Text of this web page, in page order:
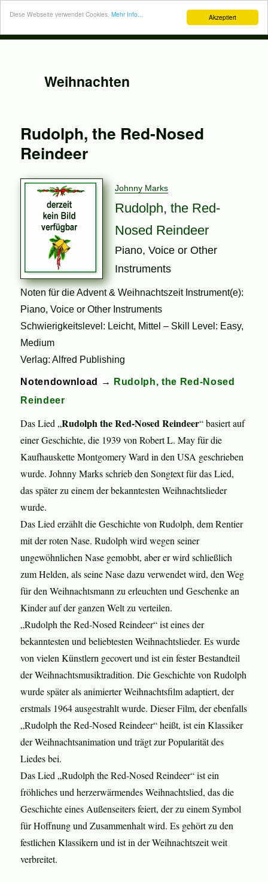
Akzeptiert
Diese Webseite verwendet Cookies. Mehr Info...
Weihnachten
Rudolph, the Red-Nosed
Reindeer
Johnny Marks
Rudolph, the Red-
Nosed Reindeer
Piano, Voice or Other
Instruments
Noten für die Advent & Weihnachtszeit Instrument(e):
Piano, Voice or Other Instruments
Schwierigkeitslevel: Leicht, Mittel – Skill Level: Easy,
Medium
Verlag: Alfred Publishing
Notendownload →
Rudolph, the Red-Nosed
Reindeer
Das Lied „Rudolph the Red-Nosed Reindeer“ basiert auf
einer Geschichte, die 1939 von Robert L. May für die
Kaufhauskette Montgomery Ward in den USA geschrieben
wurde. Johnny Marks schrieb den Songtext für das Lied,
das später zu einem der bekanntesten Weihnachtslieder
wurde.
Das Lied erzählt die Geschichte von Rudolph, dem Rentier
mit der roten Nase. Rudolph wird wegen seiner
ungewöhnlichen Nase gemobbt, aber er wird schließlich
zum Helden, als seine Nase dazu verwendet wird, den Weg
für den Weihnachtsmann zu erleuchten und Geschenke an
Kinder auf der ganzen Welt zu verteilen.
„Rudolph the Red-Nosed Reindeer“ ist eines der
bekanntesten und beliebtesten Weihnachtslieder. Es wurde
von vielen Künstlern gecovert und ist ein fester Bestandteil
der Weihnachtsmusiktradition. Die Geschichte von Rudolph
wurde später als animierter Weihnachtsfilm adaptiert, der
erstmals 1964 ausgestrahlt wurde. Dieser Film, der ebenfalls
„Rudolph the Red-Nosed Reindeer“ heißt, ist ein Klassiker
der Weihnachtsanimation und trägt zur Popularität des
Liedes bei.
Das Lied „Rudolph the Red-Nosed Reindeer“ ist ein
fröhliches und herzerwärmendes Weihnachtslied, das die
Geschichte eines Außenseiters feiert, der zu einem Symbol
für Hoffnung und Zusammenhalt wird. Es gehört zu den
festlichen Klassikern und ist in der Weihnachtszeit weit
verbreitet.